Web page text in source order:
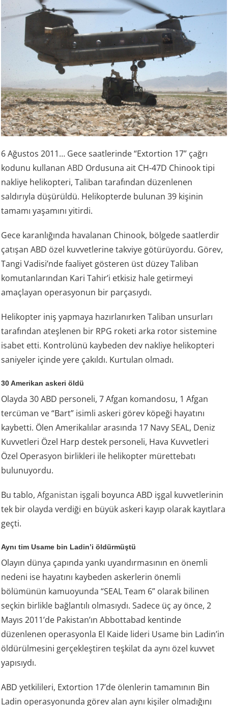
6 Ağustos 2011… Gece saatlerinde “Extortion 17” çağrı
kodunu kullananABD Ordusuna ait CH-47D Chinook tipi
nakliye helikopteri, Taliban tarafından düzenlenen
saldırıyla düşürüldü. Helikopterde bulunan 39 kişinin
tamamı yaşamını yitirdi.
Gece karanlığında havalanan Chinook, bölgede saatlerdir
çatışan ABD özel kuvvetlerine takviye götürüyordu. Görev,
Tangi Vadisi’nde faaliyet gösteren üst düzey Taliban
komutanlarından Kari Tahir’i etkisiz hale getirmeyi
amaçlayan operasyonun bir parçasıydı.
Helikopter iniş yapmaya hazırlanırken Taliban unsurları
tarafından ateşlenen bir RPG roketi arka rotor sistemine
isabet etti. Kontrolünü kaybeden dev nakliye helikopteri
saniyeler içinde yere çakıldı. Kurtulan olmadı.
30 Amerikan askeri öldü
Olayda 30 ABD personeli, 7 Afgan komandosu, 1 Afgan
tercüman ve “Bart” isimli askeri görev köpeği hayatını
kaybetti. Ölen Amerikalılar arasında 17 Navy SEAL, Deniz
Kuvvetleri Özel Harp destek personeli, Hava Kuvvetleri
Özel Operasyon birlikleri ile helikopter mürettebatı
bulunuyordu.
Bu tablo,Afganistan işgali boyunca ABD işgal kuvvetlerinin
tek bir olayda verdiği en büyük askeri kayıp olarak kayıtlara
geçti.
Aynı tim Usame bin Ladin’i öldürmüştü
Olayın dünya çapında yankı uyandırmasının en önemli
nedeni ise hayatını kaybeden askerlerin önemli
bölümünün kamuoyunda “SEAL Team 6” olarak bilinen
seçkin birlikle bağlantılı olmasıydı. Sadece üç ay önce, 2
Mayıs 2011’de Pakistan’ın Abbottabad kentinde
düzenlenen operasyonla El Kaide lideri Usame bin Ladin’in
öldürülmesini gerçekleştiren teşkilat da aynı özel kuvvet
yapısıydı.
ABD yetkilileri, Extortion 17’de ölenlerin tamamının Bin
Ladin operasyonunda görev alan aynı kişiler olmadığını